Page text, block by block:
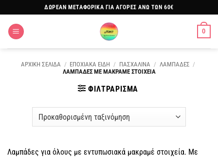
στο
περιεχόμενο
ΔΩΡΕΑΝ ΜΕΤΑΦΟΡΙΚΑ ΓΙΑ ΑΓΟΡΕΣ ΑΝΩ ΤΩΝ 60€
0
ΑΡΧΙΚΗ ΣΕΛΙΔΑ / ΕΠΟΧΙΑΚΑ ΕΙΔΗ / ΠΑΣΧΑΛΙΝΑ / ΛΑΜΠΑΔΕΣ /
ΛΑΜΠΑΔΕΣ ΜΕ ΜΑΚΡΑΜΕ ΣΤΟΙΧΕΙΑ
ΦΙΛΤΡΑΡΙΣΜΑ
Λαμπάδες για όλους με εντυπωσιακά μακραμέ στοιχεία. Με